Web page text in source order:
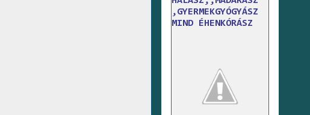
,GYERMEKGYÓGYÁSZ
MIND ÉHENKÓRÁSZ